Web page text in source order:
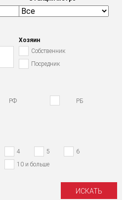
Хозяин
Собственник
Посредник
РФ РБ
4 5
6
10 и больше